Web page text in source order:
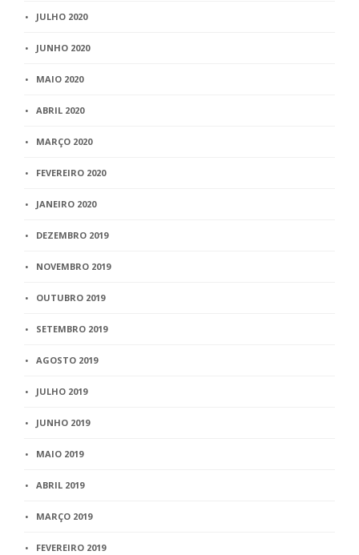
JULHO 2020
JUNHO 2020
MAIO 2020
ABRIL 2020
MARÇO 2020
FEVEREIRO 2020
JANEIRO 2020
DEZEMBRO 2019
NOVEMBRO 2019
OUTUBRO 2019
SETEMBRO 2019
AGOSTO 2019
JULHO 2019
JUNHO 2019
MAIO 2019
ABRIL 2019
MARÇO 2019
FEVEREIRO 2019